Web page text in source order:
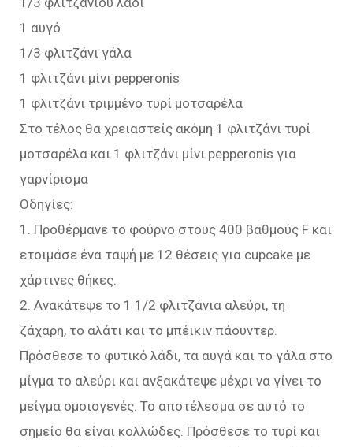
1 αυγό
1/3 φλιτζάνι γάλα
1 φλιτζάνι μίνι pepperonis
1 φλιτζάνι τριμμένο τυρί μοτσαρέλα
Στο τέλος θα χρειαστείς ακόμη 1 φλιτζάνι τυρί
μοτσαρέλα και 1 φλιτζάνι μίνι pepperonis για
γαρνίρισμα
Οδηγίες:
1. Προθέρμανε το φούρνο στους 400 βαθμούς F και
ετοιμάσε ένα ταψή με 12 θέσεις για cupcake με
χάρτινες θήκες.
2. Ανακάτεψε το 1 1/2 φλιτζάνια αλεύρι, τη
ζάχαρη, το αλάτι και το μπέικιν πάουντερ.
Πρόσθεσε το φυτικό λάδι, τα αυγά και το γάλα στο
μίγμα το αλεύρι και ανξακάτεψε μέχρι να γίνει το
μείγμα ομοιογενές. Το αποτέλεσμα σε αυτό το
σημείο θα είναι κολλώδες. Πρόσθεσε το τυρί και